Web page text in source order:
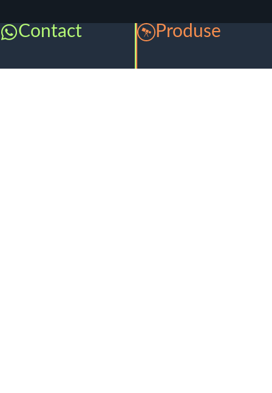
Contact Produse